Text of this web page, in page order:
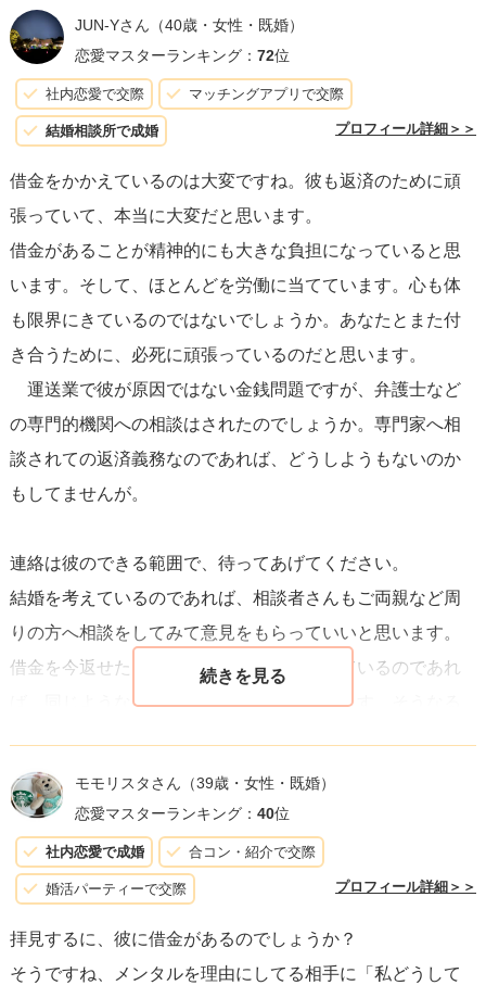
置いて、短く具体的なメッセージで彼を励ましてみてくだ
さい。感謝や応援の言葉を使い、彼がどんな気持ちでいる
のか少しでも理解するために耳を傾けてみましょう。
また、彼が「なんもない」や「わからない」と言う理由の
一つは、ただどう説明すればいいかわからない、もしくは
考える余裕がないからかもしれません。彼の反応に焦ら
ず、自分自身の感情についても彼に率直に話すことが大切
です。例えば、「あなたの状況を理解したいし、支えたい
と思っている。でも、今はどうしたらいいかわからな
い。」と正直に伝えてみるのもいいでしょう。
最後に、関係の持続を悩んでいるのなら未来のビジョンに
ついて再度考えることも選択肢です。結婚を考えているな
ら、今の状況がそれに影響を与えるかもしれないことを話
しょう。余裕を持って彼を支えつつ、自分の心の健康も大
事にしてください。あなたの幸せも重要であることを忘れ
ずに。
JUN-Yさん （40歳・女性・既婚）
恋愛マスターランキング： 72位
社内恋愛で交際 マッチングアプリで交際
結婚相談所で成婚 プロフィール詳細＞＞
借金をかかえているのは大変ですね。彼も返済のために頑
張っていて、本当に大変だと思います。
借金があることが精神的にも大きな負担になっていると思
います。そして、ほとんどを労働に当てています。心も体
も限界にきているのではないでしょうか。あなたとまた付
き合うために、必死に頑張っているのだと思います。
運送業で彼が原因ではない金銭問題ですが、弁護士など
の専門的機関への相談はされたのでしょうか。専門家へ相
談されての返済義務なのであれば、どうしようもないのか
もしてませんが。
連絡は彼のできる範囲で、待ってあげてください。
結婚を考えているのであれば、相談者さんもご両親など周
りの方へ相談をしてみて意見をもらっていいと思います。
借金を今返せたとしても、同じ仕事についているのであれ
ば、同じようなことが起きる可能性もあります。そうなる
出るのではないでしょうか。
モモリスタさん （39歳・女性・既婚）
恋愛マスターランキング： 40位
社内恋愛で成婚 合コン・紹介で交際
婚活パーティーで交際 プロフィール詳細＞＞
拝見するに、彼に借金があるのでしょうか？
そうですね、メンタルを理由にしてる相手に「私どうして